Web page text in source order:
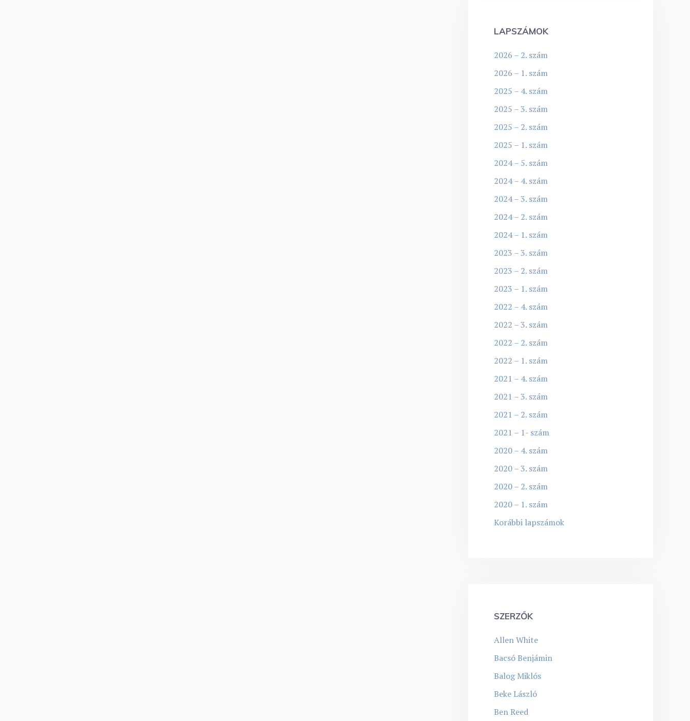
LAPSZÁMOK
2026 – 2. szám
2026 – 1. szám
2025 – 4. szám
2025 – 3. szám
2025 – 2. szám
2025 – 1. szám
2024 – 5. szám
2024 – 4. szám
2024 – 3. szám
2024 – 2. szám
2024 – 1. szám
2023 – 3. szám
2023 – 2. szám
2023 – 1. szám
2022 – 4. szám
2022 – 3. szám
2022 – 2. szám
2022 – 1. szám
2021 – 4. szám
2021 – 3. szám
2021 – 2. szám
2021 – 1- szám
2020 – 4. szám
2020 – 3. szám
2020 – 2. szám
2020 – 1. szám
Korábbi lapszámok
SZERZŐK
Allen White
Bacsó Benjámin
Balog Miklós
Beke László
Ben Reed